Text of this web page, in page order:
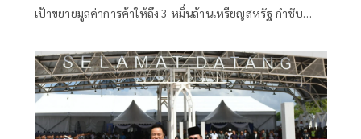
เป้าขยายมูลค่าการค้าให้ถึง 3 หมื่นล้านเหรียญสหรัฐ กำชับ
มาเลย์ได้ ไม่สงสัย “ทักษิณ” เดินสายพบผู้นำอาเซียน บอกเป็น
สิทธิ์